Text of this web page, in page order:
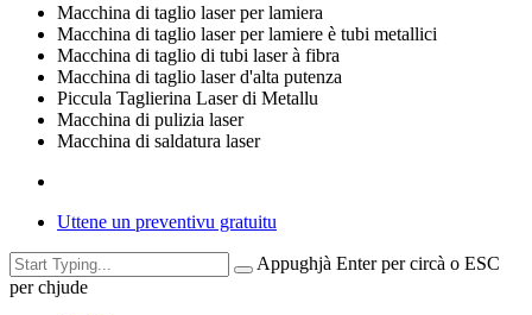
Macchina di taglio laser per lamiera
Macchina di taglio laser per lamiere è tubi metallici
Macchina di taglio di tubi laser à fibra
Macchina di taglio laser d'alta putenza
Piccula Taglierina Laser di Metallu
Macchina di pulizia laser
Macchina di saldatura laser
Uttene un preventivu gratuitu
Appughjà Enter per circà o ESC
per chjude